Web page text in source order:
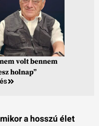
volt bennem
holnap”
a hosszú élet